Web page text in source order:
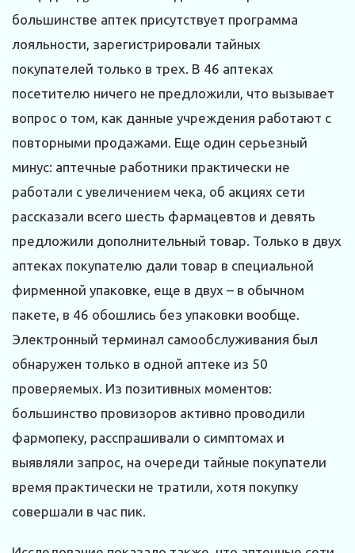
большинстве аптек присутствует программа
лояльности, зарегистрировали тайных
покупателей только в трех. В 46 аптеках
посетителю ничего не предложили, что вызывает
вопрос о том, как данные учреждения работают с
повторными продажами. Еще один серьезный
минус: аптечные работники практически не
работали с увеличением чека, об акциях сети
рассказали всего шесть фармацевтов и девять
предложили дополнительный товар. Только в двух
аптеках покупателю дали товар в специальной
фирменной упаковке, еще в двух – в обычном
пакете, в 46 обошлись без упаковки вообще.
Электронный терминал самообслуживания был
обнаружен только в одной аптеке из 50
проверяемых. Из позитивных моментов:
большинство провизоров активно проводили
фармопеку, расспрашивали о симптомах и
выявляли запрос, на очереди тайные покупатели
время практически не тратили, хотя покупку
совершали в час пик.